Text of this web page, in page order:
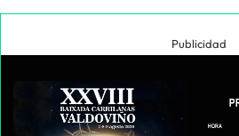
Publicidad